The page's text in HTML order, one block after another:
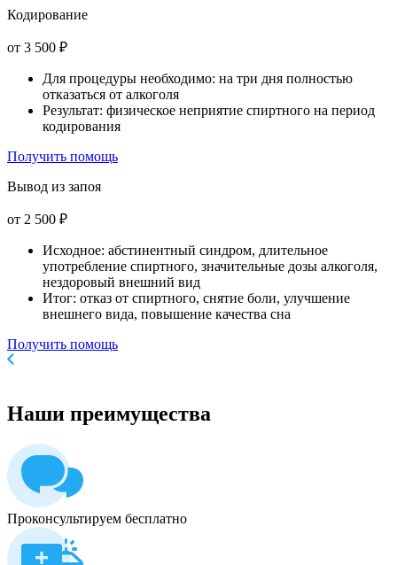
Кодирование
от 3 500 ₽
Для процедуры необходимо: на три дня полностью
отказаться от алкоголя
Результат: физическое неприятие спиртного на период
кодирования
Получить помощь
Вывод из запоя
от 2 500 ₽
Исходное: абстинентный синдром, длительное
употребление спиртного, значительные дозы алкоголя,
нездоровый внешний вид
Итог: отказ от спиртного, снятие боли, улучшение
внешнего вида, повышение качества сна
Получить помощь
Наши преимущества
Проконсультируем бесплатно